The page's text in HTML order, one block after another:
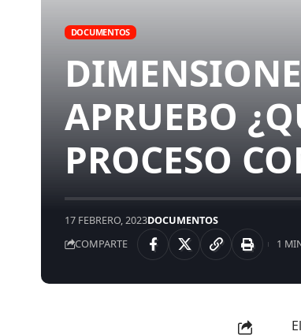
DOCUMENTOS
APRUEBO
PROCESO
17 FEBRERO, 2023DOCUMENTOS
COMPARTE
1